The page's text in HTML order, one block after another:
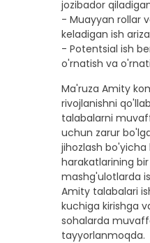
jozibador
- Muayyan rollar
keladigan ish
- Potentsial ish
o'rnatish va
Ma'ruza Amity
rivojlanishni
talabalarni
uchun zarur
jihozlash
harakatlarining
mashg'ulotlarda
Amity talabalari
kuchiga kirishga
sohalarda
tayyorlanmoqda.